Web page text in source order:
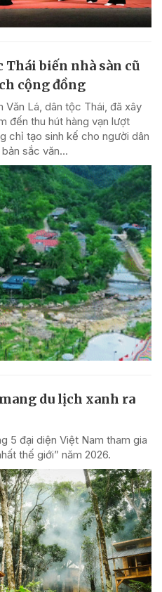
Thái biến nhà sàn cũ
cộng đồng
Văn Lá, dân tộc Thái, đã xây
đến thu hút hàng vạn lượt
chỉ tạo sinh kế cho người dân
sắc văn...
du lịch xanh ra
5 đại diện Việt Nam tham gia
thế giới” năm 2026.